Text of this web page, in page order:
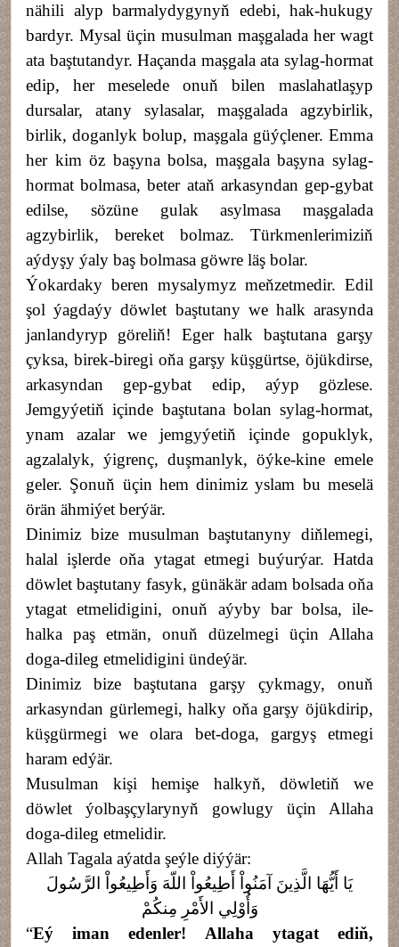
nähili alyp barmalydygynyň edebi, hak-hukugy
bardyr. Mysal üçin musulman maşgalada her wagt
ata baştutandyr. Haçanda maşgala ata sylag-hormat
edip, her meselede onuň bilen maslahatlaşyp
dursalar, atany sylasalar, maşgalada agzybirlik,
birlik, doganlyk bolup, maşgala güýçlener. Emma
her kim öz başyna bolsa, maşgala başyna sylag-
hormat bolmasa, beter ataň arkasyndan gep-gybat
edilse, sözüne gulak asylmasa maşgalada
agzybirlik, bereket bolmaz. Türkmenlerimiziň
aýdyşy ýaly baş bolmasa göwre läş bolar.
Ýokardaky beren mysalymyz meňzetmedir. Edil
şol ýagdaýy döwlet baştutany we halk arasynda
janlandyryp göreliň! Eger halk baştutana garşy
çyksa, birek-biregi oňa garşy küşgürtse, öjükdirse,
arkasyndan gep-gybat edip, aýyp gözlese.
Jemgyýetiň içinde baştutana bolan sylag-hormat,
ynam azalar we jemgyýetiň içinde gopuklyk,
agzalalyk, ýigrenç, duşmanlyk, öýke-kine emele
geler. Şonuň üçin hem dinimiz yslam bu meselä
örän ähmiýet berýär.
Dinimiz bize musulman baştutanyny diňlemegi,
halal işlerde oňa ytagat etmegi buýurýar. Hatda
döwlet baştutany fasyk, günäkär adam bolsada oňa
ytagat etmelidigini, onuň aýyby bar bolsa, ile-
halka paş etmän, onuň düzelmegi üçin Allaha
doga-dileg etmelidigini ündeýär.
Dinimiz bize baştutana garşy çykmagy, onuň
arkasyndan gürlemegi, halky oňa garşy öjükdirip,
küşgürmegi we olara bet-doga, gargyş etmegi
haram edýär.
Musulman kişi hemişe halkyň, döwletiň we
döwlet ýolbaşçylarynyň gowlugy üçin Allaha
doga-dileg etmelidir.
Allah Tagala aýatda şeýle diýýär:
يَا أَيُّهَا الَّذِينَ آمَنُواْ أَطِيعُواْ اللّهَ وَأَطِيعُواْ الرَّسُولَ
وَأُوْلِي الأَمْرِ مِنكُمْ
“Eý iman edenler! Allaha ytagat ediň,